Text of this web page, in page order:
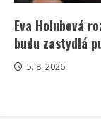
Eva Holubová
budu zastydlá
5. 8. 2026